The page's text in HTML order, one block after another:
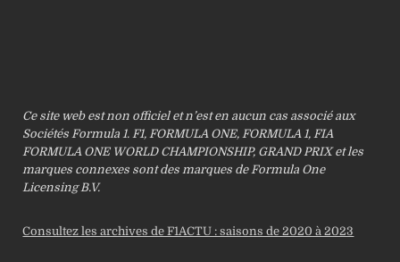
Ce site web est non officiel et n’est en aucun cas associé aux
Sociétés Formula 1. F1, FORMULA ONE, FORMULA 1, FIA
FORMULA ONE WORLD CHAMPIONSHIP, GRAND PRIX et les
marques connexes sont des marques de Formula One
Licensing B.V.
Consultez les archives de F1ACTU : saisons de 2020 à 2023